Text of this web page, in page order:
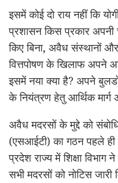
इसमें कोई दो राय नहीं कि
प्रशासन किस प्रकार अपनी
किए बिना, अवैध संस्थानों और
वित्तपोषण के खिलाफ अपने
इसमें नया क्या है? अपने
के नियंत्रण हेतु आर्थिक मार्ग
अवैध मदरसों के मुद्दे को
(एसआईटी) का गठन पहले ही
प्रदेश राज्य में शिक्षा विभाग
सभी मदरसों को नोटिस जारी